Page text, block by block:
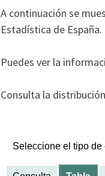
A continuación se
Estadística de España.
Puedes ver la
Consulta la